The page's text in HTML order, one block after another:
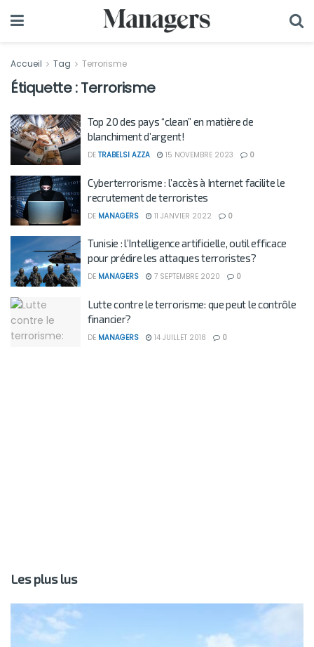
Accueil Tag Terrorisme
Étiquette :Terrorisme
Top 20 des pays “clean” en matière de
blanchiment d’argent!
DE TRABELSI AZZA 15 NOVEMBRE 2023 0
Cyberterrorisme : l’accès à Internet facilite le
recrutement de terroristes
DE MANAGERS 11 JANVIER 2022 0
Tunisie : l’Intelligence artificielle, outil efficace
pour prédire les attaques terroristes?
DE MANAGERS 7 SEPTEMBRE 2020 0
Lutte contre le terrorisme: que peut le contrôle
financier?
DE MANAGERS 14 JUILLET 2018 0
Les plus lus